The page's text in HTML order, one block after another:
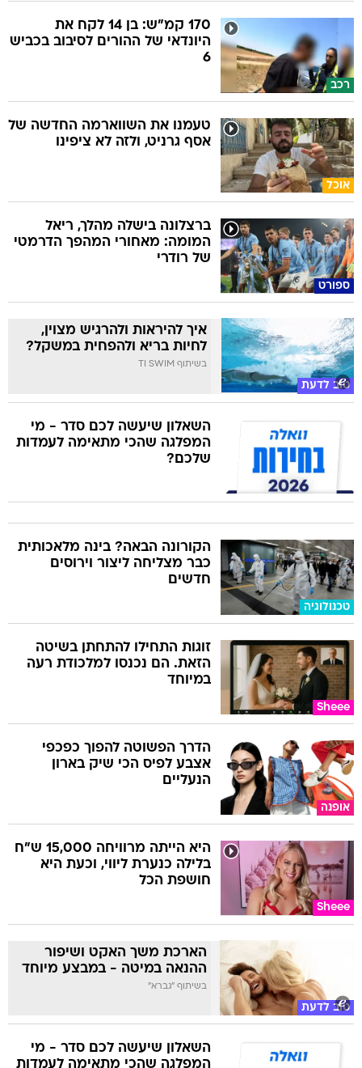
רכב
170 קמ"ש: בן 14 לקח את
היונדאי של ההורים לסיבוב בכביש
6
אוכל
טעמנו את השווארמה החדשה של
אסף גרניט, ולזה לא ציפינו
ספורט
ברצלונה בישלה מהלך, ריאל
המומה: מאחורי המהפך הדרמטי
של רודרי
טוב לדעת
איך להיראות ולהרגיש מצוין,
לחיות בריא ולהפחית במשקל?
בשיתוף TI SWIM
השאלון שיעשה לכם סדר - מי
המפלגה שהכי מתאימה לעמדות
שלכם?
טכנולוגיה
הקורונה הבאה? בינה מלאכותית
כבר מצליחה ליצור וירוסים
חדשים
Sheee
זוגות התחילו להתחתן בשיטה
הזאת. הם נכנסו למלכודת רעה
במיוחד
אופנה
הדרך הפשוטה להפוך כפכפי
אצבע לפיס הכי שיק בארון
הנעליים
Sheee
היא הייתה מרוויחה 15,000 ש"ח
בלילה כנערת ליווי, וכעת היא
חושפת הכל
טוב לדעת
הארכת משך האקט ושיפור
ההנאה במיטה - במבצע מיוחד
בשיתוף "גברא"
השאלון שיעשה לכם סדר - מי
המפלגה שהכי מתאימה לעמדות